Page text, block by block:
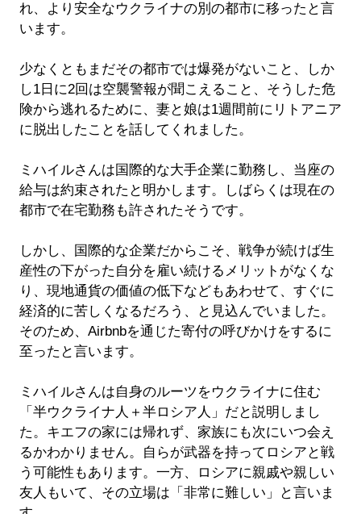
れ、より安全なウクライナの別の都市に移ったと言
います。
少なくともまだその都市では爆発がないこと、しか
し1日に2回は空襲警報が聞こえること、そうした危
険から逃れるために、妻と娘は1週間前にリトアニア
に脱出したことを話してくれました。
ミハイルさんは国際的な大手企業に勤務し、当座の
給与は約束されたと明かします。しばらくは現在の
都市で在宅勤務も許されたそうです。
しかし、国際的な企業だからこそ、戦争が続けば生
産性の下がった自分を雇い続けるメリットがなくな
り、現地通貨の価値の低下などもあわせて、すぐに
経済的に苦しくなるだろう、と見込んでいました。
そのため、Airbnbを通じた寄付の呼びかけをするに
至ったと言います。
ミハイルさんは自身のルーツをウクライナに住む
「半ウクライナ人＋半ロシア人」だと説明しまし
た。キエフの家には帰れず、家族にも次にいつ会え
るかわかりません。自らが武器を持ってロシアと戦
う可能性もあります。一方、ロシアに親戚や親しい
友人もいて、その立場は「非常に難しい」と言いま